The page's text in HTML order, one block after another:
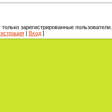
зарегистрированные пользователи.
Вход]